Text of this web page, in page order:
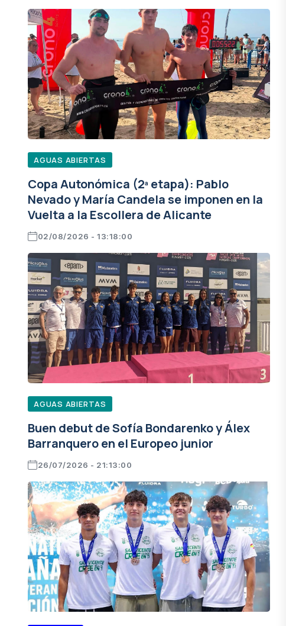
AGUAS ABIERTAS
Copa Autonómica (2ª etapa): Pablo
Nevado y María Candela se imponen en la
Vuelta a la Escollera de Alicante
02/08/2026 - 13:18:00
AGUAS ABIERTAS
Buen debut de Sofía Bondarenko y Álex
Barranquero en el Europeo junior
26/07/2026 - 21:13:00